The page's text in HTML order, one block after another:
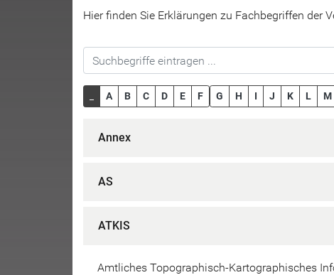
Hier finden Sie Erklärungen zu Fachbegriffen der
A B C D E F G H I J K L M
Annex
AS
ATKIS
Amtliches Topographisch-Kartographisches